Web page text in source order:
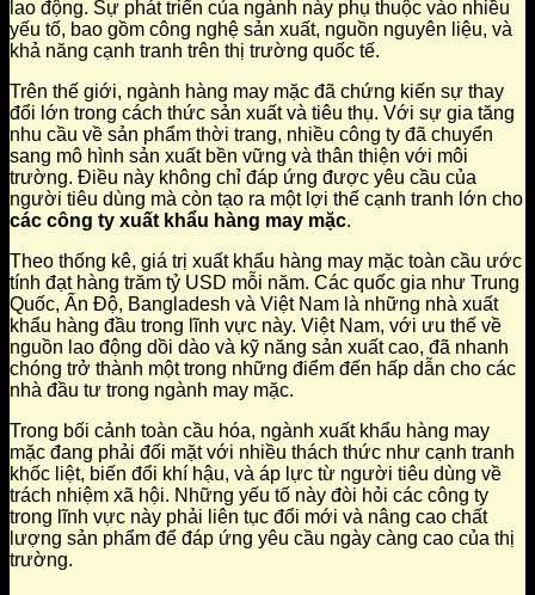
lao động. Sự phát triển của ngành này phụ thuộc vào nhiều
yếu tố, bao gồm công nghệ sản xuất, nguồn nguyên liệu, và
khả năng cạnh tranh trên thị trường quốc tế.
Trên thế giới, ngành hàng may mặc đã chứng kiến sự thay
đổi lớn trong cách thức sản xuất và tiêu thụ. Với sự gia tăng
nhu cầu về sản phẩm thời trang, nhiều công ty đã chuyển
sang mô hình sản xuất bền vững và thân thiện với môi
trường. Điều này không chỉ đáp ứng được yêu cầu của
người tiêu dùng mà còn tạo ra một lợi thế cạnh tranh lớn cho
các công ty xuất khẩu hàng may mặc.
Theo thống kê, giá trị xuất khẩu hàng may mặc toàn cầu ước
tính đạt hàng trăm tỷ USD mỗi năm. Các quốc gia như Trung
Quốc, Ấn Độ, Bangladesh và Việt Nam là những nhà xuất
khẩu hàng đầu trong lĩnh vực này. Việt Nam, với ưu thế về
nguồn lao động dồi dào và kỹ năng sản xuất cao, đã nhanh
chóng trở thành một trong những điểm đến hấp dẫn cho các
nhà đầu tư trong ngành may mặc.
Trong bối cảnh toàn cầu hóa, ngành xuất khẩu hàng may
mặc đang phải đối mặt với nhiều thách thức như cạnh tranh
khốc liệt, biến đổi khí hậu, và áp lực từ người tiêu dùng về
trách nhiệm xã hội. Những yếu tố này đòi hỏi các công ty
trong lĩnh vực này phải liên tục đổi mới và nâng cao chất
lượng sản phẩm để đáp ứng yêu cầu ngày càng cao của thị
trường.